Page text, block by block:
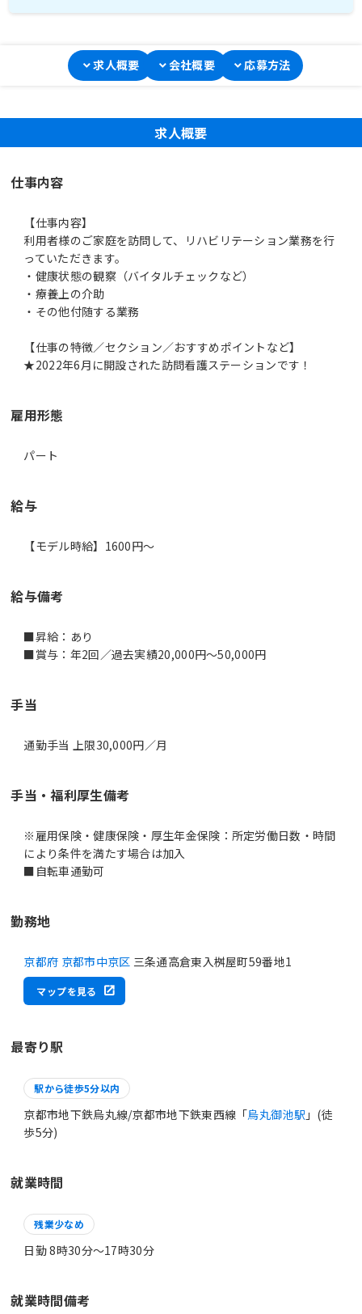
求人概要 会社概要 応募方法
求人概要
仕事内容
【仕事内容】
利用者様のご家庭を訪問して、リハビリテーション業務を行
っていただきます。
・健康状態の観察（バイタルチェックなど）
・療養上の介助
・その他付随する業務
【仕事の特徴／セクション／おすすめポイントなど】
★2022年6月に開設された訪問看護ステーションです！
雇用形態
パート
給与
【モデル時給】1600円〜
給与備考
■昇給：あり
■賞与：年2回／過去実績20,000円～50,000円
手当
通勤手当 上限30,000円／月
手当・福利厚生備考
※雇用保険・健康保険・厚生年金保険：所定労働日数・時間
により条件を満たす場合は加入
■自転車通勤可
勤務地
京都府 京都市中京区 三条通高倉東入桝屋町59番地1
マップを見る
最寄り駅
駅から徒歩5分以内
京都市地下鉄烏丸線/京都市地下鉄東西線「烏丸御池駅 」(徒
歩5分)
就業時間
残業少なめ
日勤 8時30分〜17時30分
就業時間備考